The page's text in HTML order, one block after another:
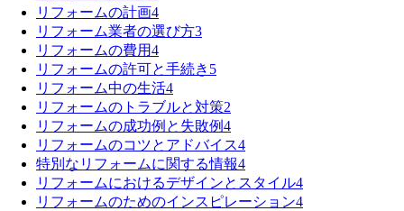
リフォームの計画4
リフォーム業者の選び方3
リフォームの費用4
リフォームの許可と手続き 5
リフォーム中の生活4
リフォームのトラブルと対策2
リフォームの成功例と失敗例4
リフォームのコツとアドバイス4
特別なリフォームに関する情報4
リフォームにおけるデザインとスタイル4
リフォームのためのインスピレーション4